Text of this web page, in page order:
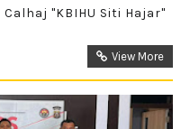
"KBIHU Siti Hajar"
View More